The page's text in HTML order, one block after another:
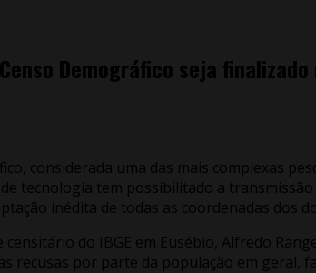
Demográfico seja
considerada uma das mais complexas
tecnologia tem possibilitado a
inédita de todas as coordenadas dos
do IBGE em Eusébio, Alfredo
recusas por parte da população em geral,